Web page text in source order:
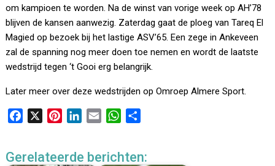
om kampioen te worden. Na de winst van vorige week op AH’78
blijven de kansen aanwezig. Zaterdag gaat de ploeg van Tareq El
Magied op bezoek bij het lastige ASV’65. Een zege in Ankeveen
zal de spanning nog meer doen toe nemen en wordt de laatste
wedstrijd tegen ‘t Gooi erg belangrijk.
Later meer over deze wedstrijden op Omroep Almere Sport.
e
t
k
i
W
t
e
Gerelateerde berichten: